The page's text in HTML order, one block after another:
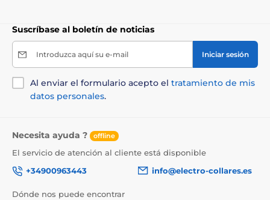
Suscríbase al boletín de noticias
Introduzca aquí su e-mail Iniciar sesión
Al enviar el formulario acepto el tratamiento de mis
datos personales.
Necesita ayuda ? offline
El servicio de atención al cliente está disponible
+34900963443
info@electro-collares.es
Dónde nos puede encontrar